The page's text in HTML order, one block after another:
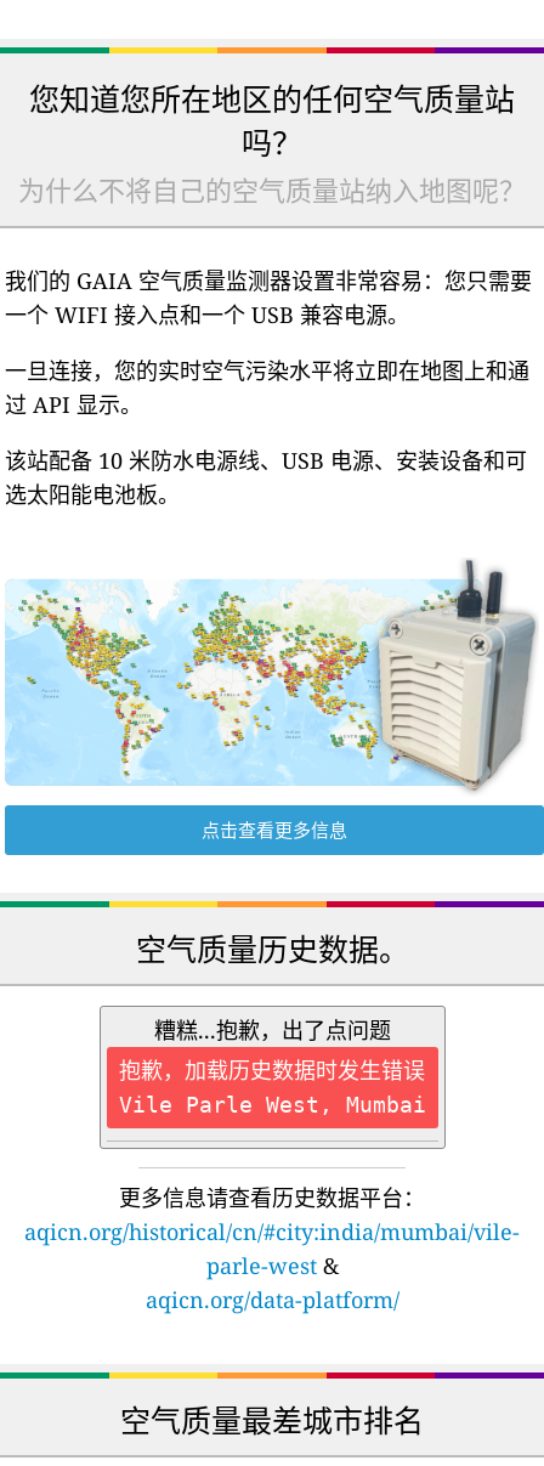
您知道您所在地区的任何空气质量站
吗？
为什么不将自己的空气质量站纳入地图呢？
我们的 GAIA 空气质量监测器设置非常容易：您只需要
一个 WIFI 接入点和一个 USB 兼容电源。
一旦连接，您的实时空气污染水平将立即在地图上和通
过 API 显示。
该站配备 10 米防水电源线、USB 电源、安装设备和可
选太阳能电池板。
点击查看更多信息
空气质量历史数据。
糟糕...抱歉，出了点问题
抱歉，加载历史数据时发生错误
Vile Parle West, Mumbai
更多信息请查看历史数据平台：
aqicn.org/historical/cn/#city:india/mumbai/vile-
parle-west&
aqicn.org/data-platform/
空气质量最差城市排名